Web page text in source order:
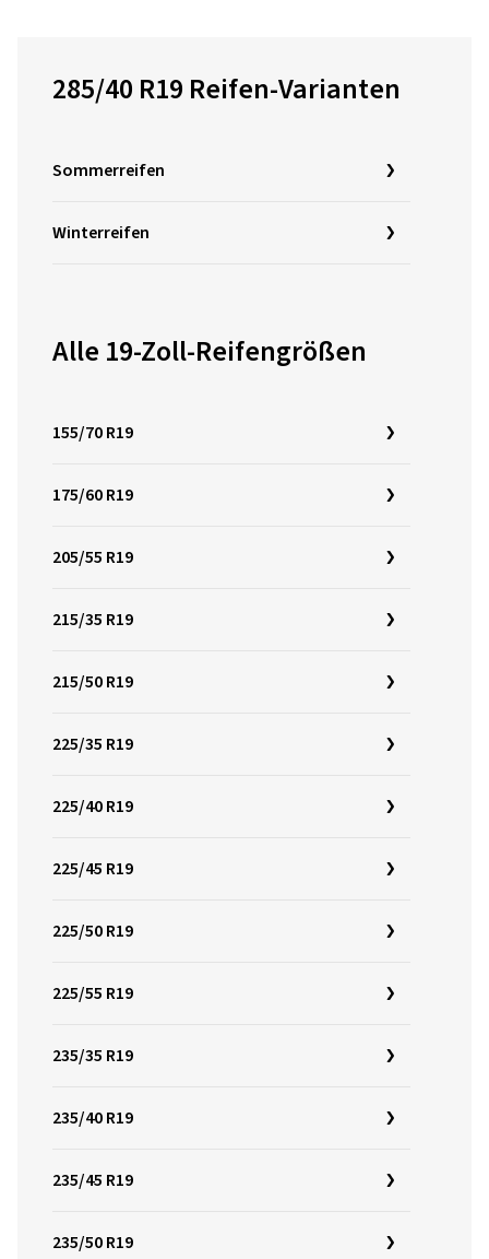
285/40 R19 Reifen-Varianten
Sommerreifen
Winterreifen
Alle 19-Zoll-Reifengrößen
155/70 R19
175/60 R19
205/55 R19
215/35 R19
215/50 R19
225/35 R19
225/40 R19
225/45 R19
225/50 R19
225/55 R19
235/35 R19
235/40 R19
235/45 R19
235/50 R19